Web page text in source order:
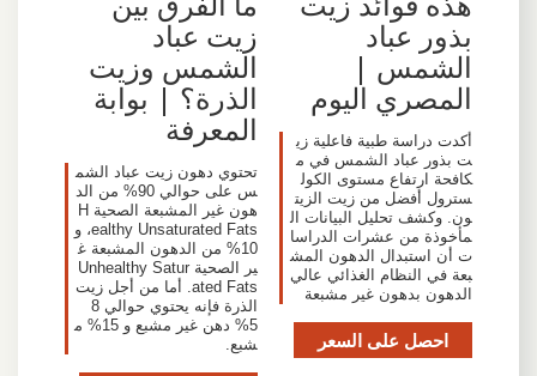
بذور عباد
الشمس |
المصري اليوم
أكدت دراسة طبية فاعلية زي
ت بذور عباد الشمس في م
كافحة ارتفاع مستوى الكول
سترول أفضل من زيت الزيت
ون. وكشف تحليل البيانات ال
مأخوذة من عشرات الدراسا
ت أن استبدال الدهون المش
بعة في النظام الغذائي عالي
الدهون بدهون غير مشبعة
احصل على السعر
زيت عباد
الشمس وزيت
الذرة؟ | بوابة
المعرفة
تحتوي دهون زيت عباد الشم
س على حوالي 90% من الد
هون غير المشبعة الصحية H
ealthy Unsaturated Fats، و
10% من الدهون المشبعة غ
ير الصحية Unhealthy Satur
ated Fats. أما من أجل زيت
الذرة فإنه يحتوي حوالي 8
5% دهن غير مشبع و 15% م
شبع.